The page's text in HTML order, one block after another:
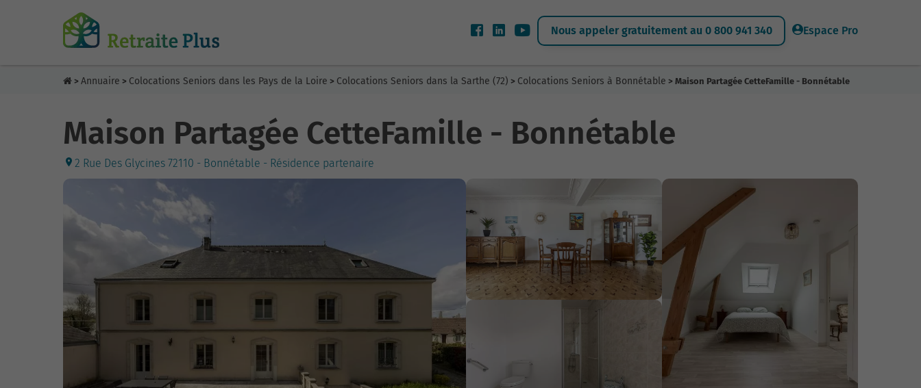
Nous appeler gratuitement au 0 800 941 340 Espace Pro
> Annuaire > Colocations Seniors dans les Pays de la Loire > Colocations Seniors dans la Sarthe (72) > Colocations Seniors à Bonnétable > Maison Partagée CetteFamille - Bonnétable
Maison Partagée CetteFamille - Bonnétable
2 Rue Des Glycines 72110 - Bonnétable - Résidence partenaire